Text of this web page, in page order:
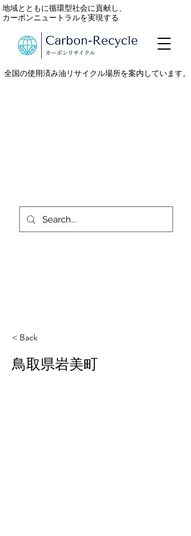
全国の使用済み油リサイクル場所を案内しています。
地域とともに循環型社会に貢献し、
カーボンニュートラルを実現する
< Back
鳥取県岩美町